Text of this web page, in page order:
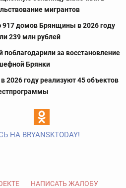
мигрантов
домов Брянщины в 2026 году
239 млн рублей
поблагодарили за восстановление
Брянки
2026 году реализуют 45 объектов
BRYANSKTODAY!
НАПИСАТЬ ЖАЛОБУ